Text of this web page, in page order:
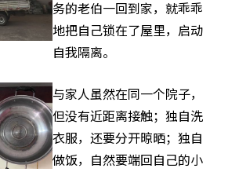
务的老伯一回到家，就乖乖
地把自己锁在了屋里，启动
自我隔离。
与家人虽然在同一个院子，
但没有近距离接触；独自洗
衣服，还要分开晾晒；独自
做饭，自然要端回自己的小